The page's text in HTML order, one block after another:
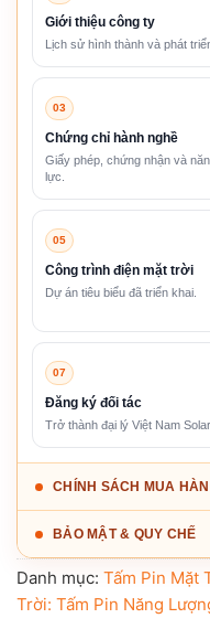
Giới thiệu công ty
Lịch sử hình thành và phát
03
Chứng chỉ hành nghề
Giấy phép, chứng nhận và
lực.
05
Công trình điện mặt trời
Dự án tiêu biểu đã triển khai.
07
Đăng ký đối tác
Trở thành đại lý Việt Nam Solar.
CHÍNH SÁCH MUA
BẢO MẬT & QUY CHẾ
Danh mục: Tấm Pin Mặt
Trời: Tấm Pin Năng